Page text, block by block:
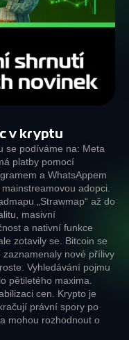
v kryptu
se podíváme na: Meta
platby pomocí
a WhatsAppem
adopci.
„Strawmap“ až do
masivní
a nativní funkce
zotavily se. Bitcoin se
nové přílivy
Vyhledávání pojmu
pětiletého maxima.
cen. Krypto je
právní spory po
mohou rozhodnout o